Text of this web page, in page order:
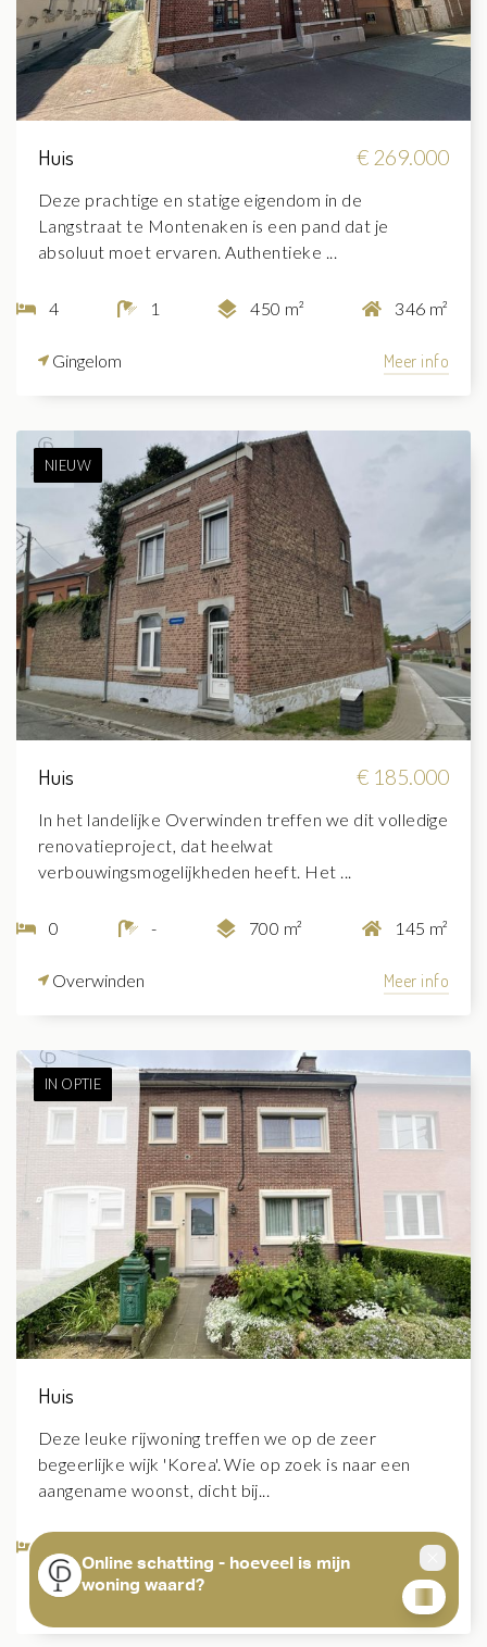
Huis € 269.000
Deze prachtige en statige eigendom in de
Langstraat te Montenaken is een pand dat je
absoluut moet ervaren. Authentieke ...
4 1 450 m² 346 m²
Gingelom Meer info
NIEUW
Huis € 185.000
In het landelijke Overwinden treffen we dit volledige
renovatieproject, dat heelwat
verbouwingsmogelijkheden heeft. Het ...
0 - 700 m² 145 m²
Overwinden Meer info
IN OPTIE
Huis
Deze leuke rijwoning treffen we op de zeer
begeerlijke wijk 'Korea'. Wie op zoek is naar een
aangename woonst, dicht bij...
140 m²
Landen Meer info